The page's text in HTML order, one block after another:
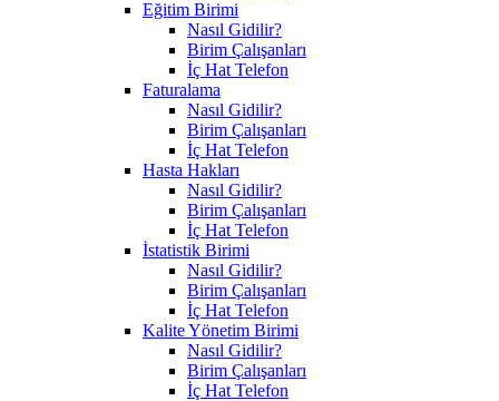
Eğitim Birimi
Nasıl Gidilir?
Birim Çalışanları
İç Hat Telefon
Faturalama
Nasıl Gidilir?
Birim Çalışanları
İç Hat Telefon
Hasta Hakları
Nasıl Gidilir?
Birim Çalışanları
İç Hat Telefon
İstatistik Birimi
Nasıl Gidilir?
Birim Çalışanları
İç Hat Telefon
Kalite Yönetim Birimi
Nasıl Gidilir?
Birim Çalışanları
İç Hat Telefon